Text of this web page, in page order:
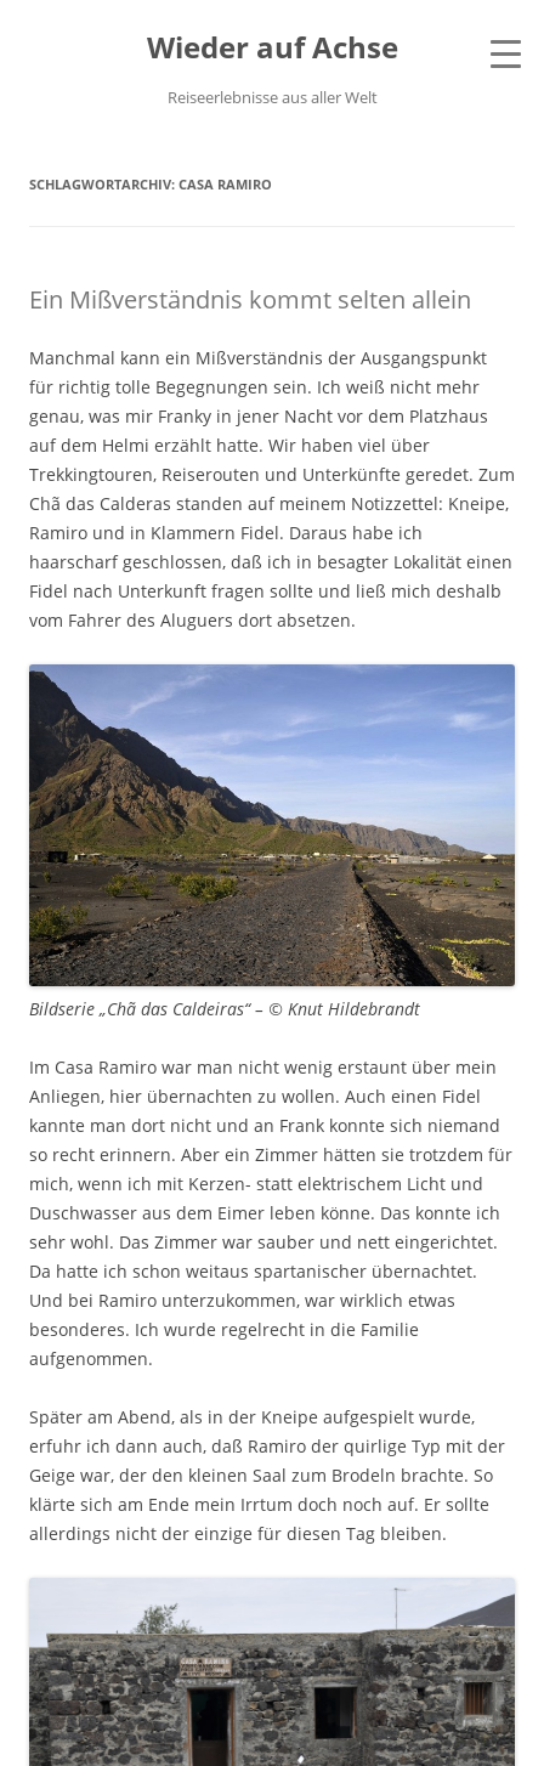
Wieder auf Achse
Reiseerlebnisse aus aller Welt
SCHLAGWORTARCHIV: CASA RAMIRO
Ein Mißverständnis kommt selten allein
Manchmal kann ein Mißverständnis der Ausgangspunkt
für richtig tolle Begegnungen sein. Ich weiß nicht mehr
genau, was mir Franky in jener Nacht vor dem Platzhaus
auf dem Helmi erzählt hatte. Wir haben viel über
Trekkingtouren, Reiserouten und Unterkünfte geredet. Zum
Chã das Calderas standen auf meinem Notizzettel: Kneipe,
Ramiro und in Klammern Fidel. Daraus habe ich
haarscharf geschlossen, daß ich in besagter Lokalität einen
Fidel nach Unterkunft fragen sollte und ließ mich deshalb
vom Fahrer des Aluguers dort absetzen.
Bildserie „Chã das Caldeiras“ – © Knut Hildebrandt
Im Casa Ramiro war man nicht wenig erstaunt über mein
Anliegen, hier übernachten zu wollen. Auch einen Fidel
kannte man dort nicht und an Frank konnte sich niemand
so recht erinnern. Aber ein Zimmer hätten sie trotzdem für
mich, wenn ich mit Kerzen- statt elektrischem Licht und
Duschwasser aus dem Eimer leben könne. Das konnte ich
sehr wohl. Das Zimmer war sauber und nett eingerichtet.
Da hatte ich schon weitaus spartanischer übernachtet.
Und bei Ramiro unterzukommen, war wirklich etwas
besonderes. Ich wurde regelrecht in die Familie
aufgenommen.
Später am Abend, als in der Kneipe aufgespielt wurde,
erfuhr ich dann auch, daß Ramiro der quirlige Typ mit der
Geige war, der den kleinen Saal zum Brodeln brachte. So
klärte sich am Ende mein Irrtum doch noch auf. Er sollte
allerdings nicht der einzige für diesen Tag bleiben.